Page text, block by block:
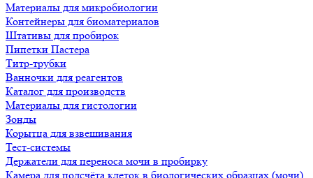
Материалы для микробиологии
Контейнеры для биоматериалов
Штативы для пробирок
Пипетки Пастера
Титр-трубки
Ванночки для реагентов
Каталог для производств
Материалы для гистологии
Зонды
Корытца для взвешивания
Тест-системы
Держатели для переноса мочи в пробирку
Камера для подсчёта клеток в биологических образцах (мочи)